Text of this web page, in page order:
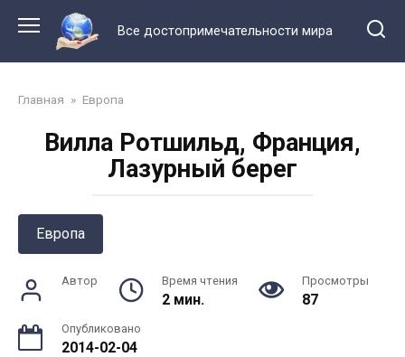
контенту
Все достопримечательности мира
Главная » Европа
Вилла Ротшильд, Франция,
Лазурный берег
Европа
Автор Время чтения
2 мин.
Просмотры
87
Опубликовано
2014-02-04